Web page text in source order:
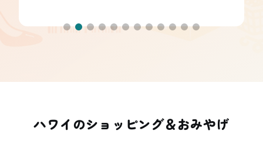
ハワイのショッピング＆おみやげ